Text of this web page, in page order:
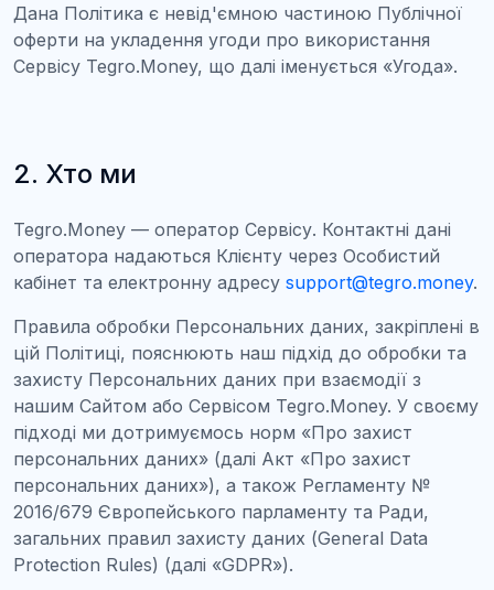
Дана Політика є невід'ємною частиною Публічної
оферти на укладення угоди про використання
Сервісу Tegro.Money, що далі іменується «Угода».
2. Хто ми
Tegro.Money — оператор Сервісу. Контактні дані
оператора надаються Клієнту через Особистий
кабінет та електронну адресу support@tegro.money.
Правила обробки Персональних даних, закріплені в
цій Політиці, пояснюють наш підхід до обробки та
захисту Персональних даних при взаємодії з
нашим Сайтом або Сервісом Tegro.Money. У своєму
підході ми дотримуємось норм «Про захист
персональних даних» (далі Акт «Про захист
персональних даних»), а також Регламенту №
2016/679 Європейського парламенту та Ради,
загальних правил захисту даних (General Data
Protection Rules) (далі «GDPR»).